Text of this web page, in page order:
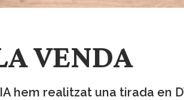
VENDA
hem realitzat una tirada en